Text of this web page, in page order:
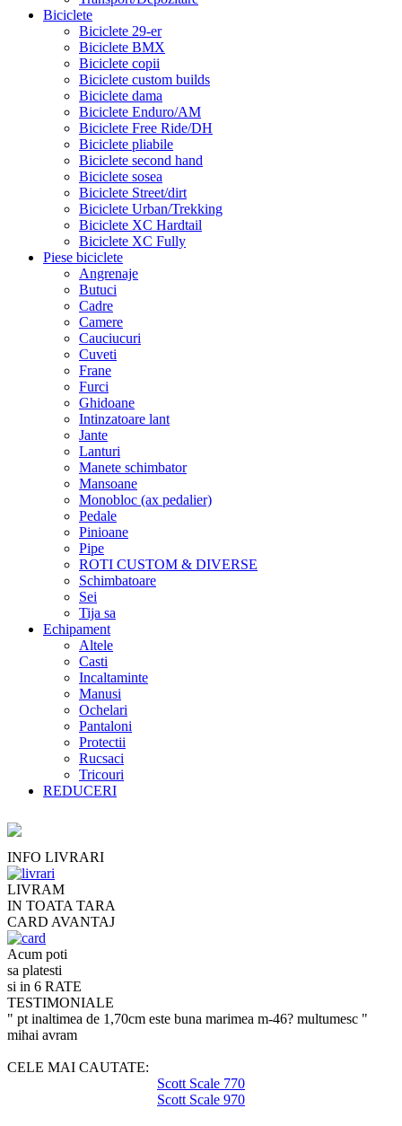
Biciclete
Biciclete 29-er
Biciclete BMX
Biciclete copii
Biciclete custom builds
Biciclete dama
Biciclete Enduro/AM
Biciclete Free Ride/DH
Biciclete pliabile
Biciclete second hand
Biciclete sosea
Biciclete Street/dirt
Biciclete Urban/Trekking
Biciclete XC Hardtail
Biciclete XC Fully
Piese biciclete
Angrenaje
Butuci
Cadre
Camere
Cauciucuri
Cuveti
Frane
Furci
Ghidoane
Intinzatoare lant
Jante
Lanturi
Manete schimbator
Mansoane
Monobloc (ax pedalier)
Pedale
Pinioane
Pipe
ROTI CUSTOM & DIVERSE
Schimbatoare
Sei
Tija sa
Echipament
Altele
Casti
Incaltaminte
Manusi
Ochelari
Pantaloni
Protectii
Rucsaci
Tricouri
REDUCERI
INFO LIVRARI
LIVRAM
IN TOATA TARA
CARD AVANTAJ
Acum poti
sa platesti
si in 6 RATE
TESTIMONIALE
" pt inaltimea de 1,70cm este buna marimea m-46? multumesc "
mihai avram
CELE MAI CAUTATE:
Scott Scale 770
Scott Scale 970